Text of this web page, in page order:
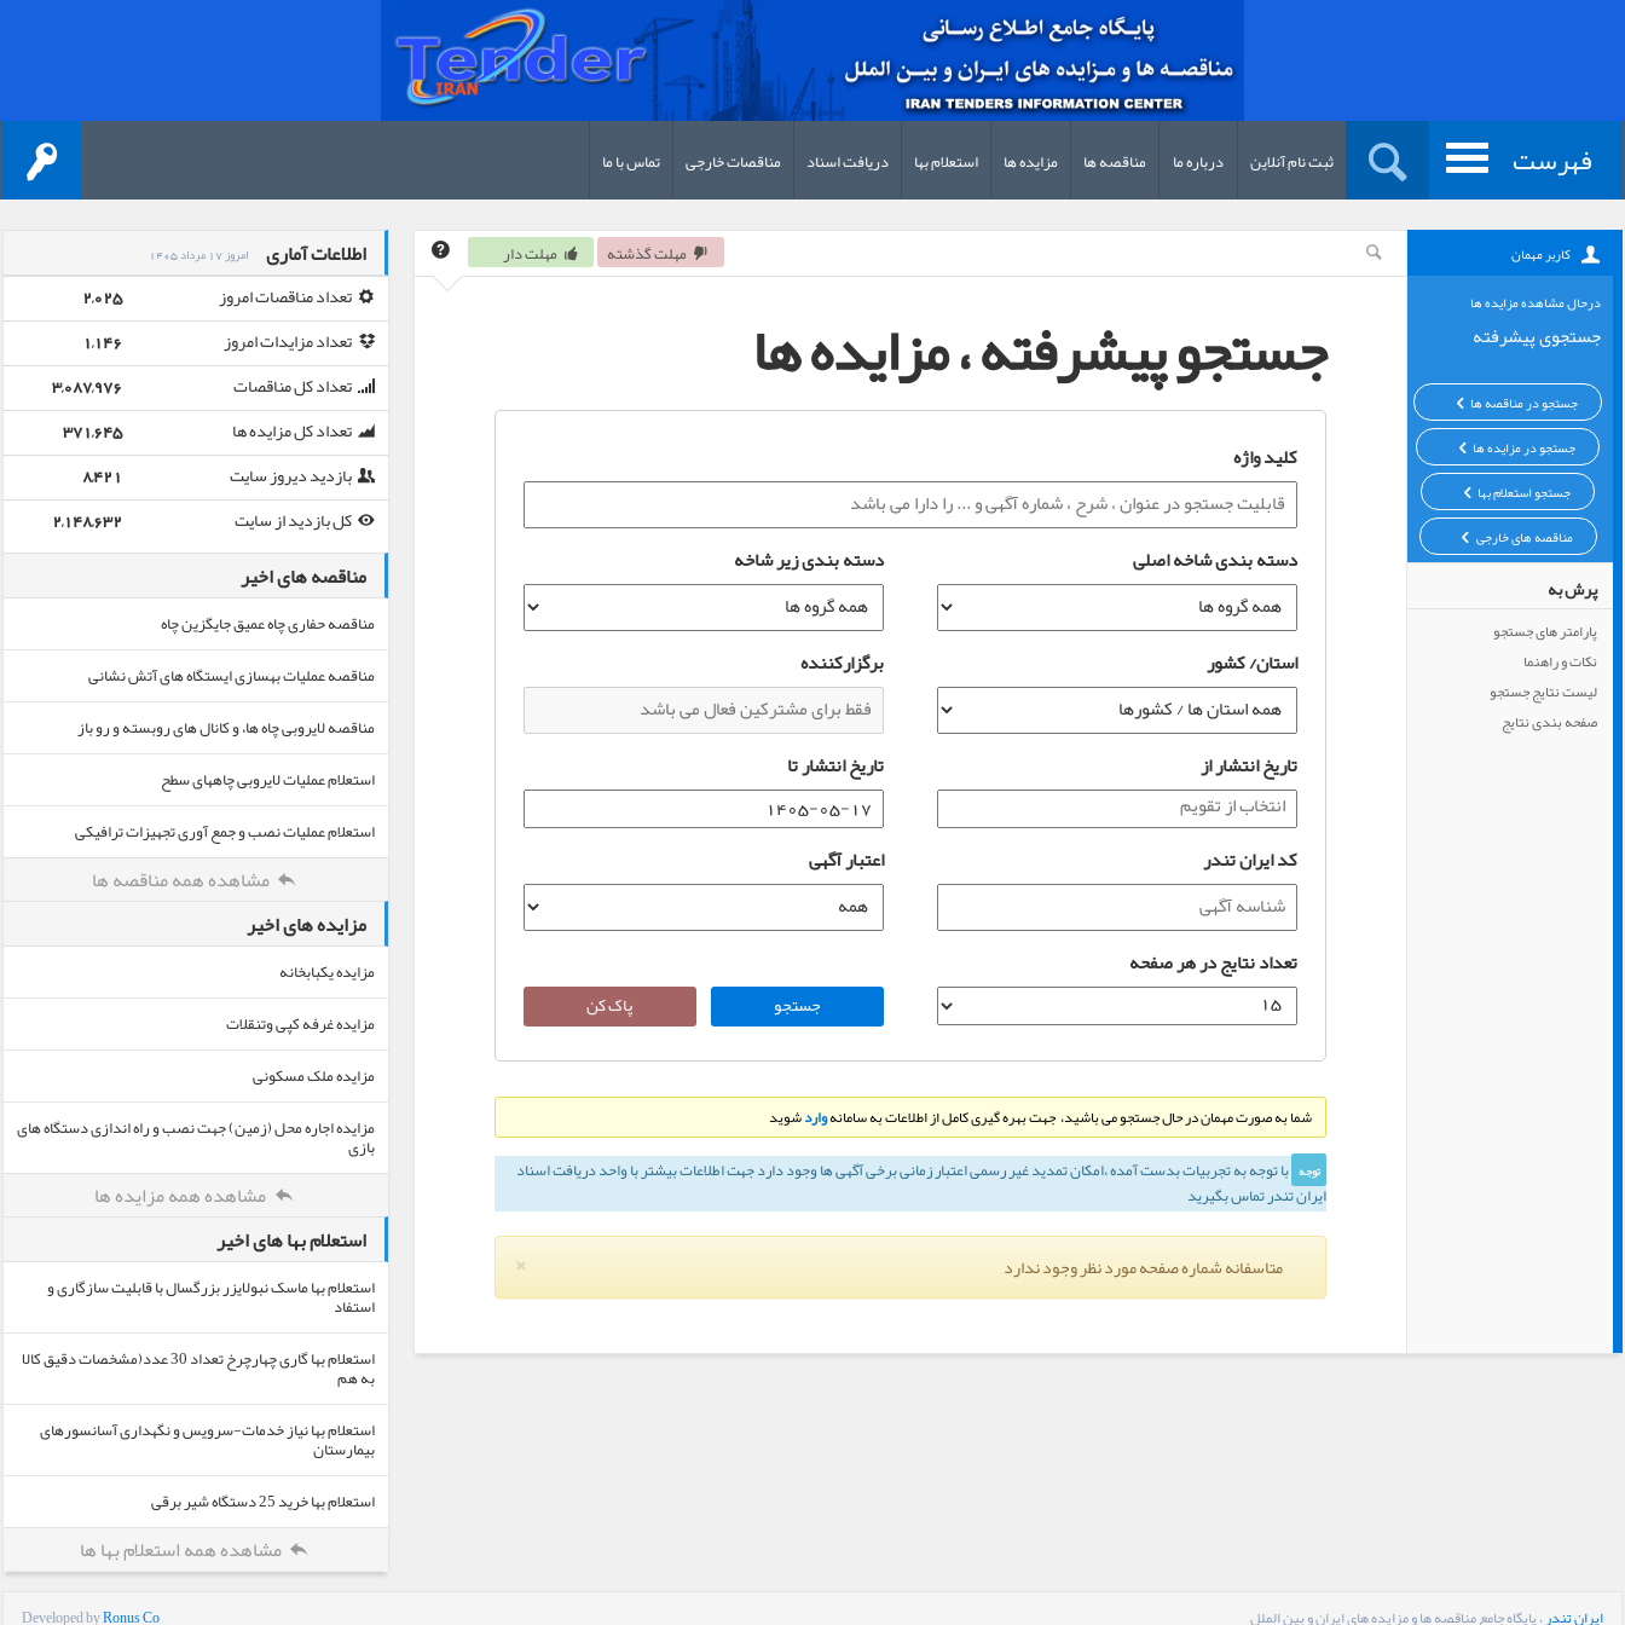
فهرست ثبت نام آنلاین درباره ما مناقصه ها مزایده ها استعلام بها دریافت اسناد مناقصات خارجی تماس با ما
کاربر مهمان
درحال مشاهده مزایده ها
جستجوی پیشرفته
جستجو در مناقصه ها
جستجو در مزایده ها
جستجو استعلام بها
مناقصه های خارجی
پرش به
پارامتر های جستجو
نکات و راهنما
لیست نتایج جستجو
صفحه بندی نتایج
مهلت گذشته مهلت دار
جستجو پیشرفته ، مزایده ها
کلید واژه
دسته بندی شاخه اصلی دسته بندی زیر شاخه
استان/ کشور برگزارکننده
تاریخ انتشار از تاریخ انتشار تا
کد ایران تندر اعتبار آگهی
تعداد نتایج در هر صفحه
شما به صورت مهمان در حال جستجو می باشید، جهت بهره گیری کامل از اطلاعات به سامانهواردشوید
توجه با توجه به تجربيات بدست آمده ،‌امكان تمديد غير رسمی اعتبار زمانی برخی آگهی ها وجود دارد جهت اطلاعات بیشتر با واحد دریافت اسناد
ایران تندر تماس بگیرید
× متاسفانه شماره صفحه مورد نظر وجود ندارد
اطلاعات آماری امروز 17 مرداد 1405
تعداد مناقصات امروز
2,025
تعداد مزایدات امروز
1,146
تعداد کل مناقصات
3,087,976
تعداد کل مزایده ها
371,645
بازدید دیروز سایت
8,421
کل بازدید از سایت
2,148,632
مناقصه های اخیر
مناقصه حفاری چاه عمیق جایگزین چاه
مناقصه عملیات بهسازی ایستگاه های آتش نشانی
مناقصه لایروبی چاه ها، و کانال های روبسته و رو باز
استعلام عملیات لایروبی چاههای سطح
استعلام عملیات نصب و جمع آوری تجهیزات ترافیکی
مشاهده همه مناقصه ها
مزایده های اخیر
مزایده یکبابخانه
مزایده غرفه کپی وتنقلات
مزایده ملک مسکونی
مزایده اجاره محل (زمین) جهت نصب و راه اندازی دستگاه های
بازی
مشاهده همه مزایده ها
استعلام بها های اخیر
استعلام بها ماسک نبولایزر بزرگسال با قابلیت سازگاری و
استفاد
استعلام بها گاری چهارچرخ تعداد 30 عدد(مشخصات دقیق کالا
به هم
استعلام بها نیاز خدمات-سرویس و نگهداری آسانسورهای
بیمارستان
استعلام بها خرید 25 دستگاه شیر برقی
مشاهده همه استعلام بها ها
ایران تندر، پایگاه جامع مناقصه ها و مزایده های ایران و بین الملل Developed byRonus Co